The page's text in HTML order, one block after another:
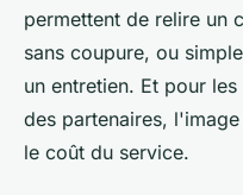
permettent de relire un
sans coupure, ou
un entretien. Et pour
des partenaires,
le coût du service.